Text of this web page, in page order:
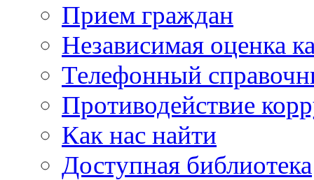
Прием граждан
Независимая оценка
Телефонный
Противодействие
Как нас найти
Доступная библиотека